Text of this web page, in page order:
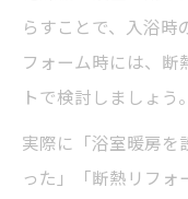
らすことで、入浴時
フォーム時には、断
トで検討しましょう。
実際に「浴室暖房を
った」「断熱リフ